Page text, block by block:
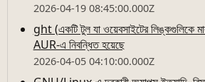
2026-04-19 08:45:00.000Z
ght (একটি টুল যা ওয়েবসাইটের লিঙ্কগুলিকে
AUR-এ নিবন্ধিত হয়েছে
2026-04-05 04:10:00.000Z